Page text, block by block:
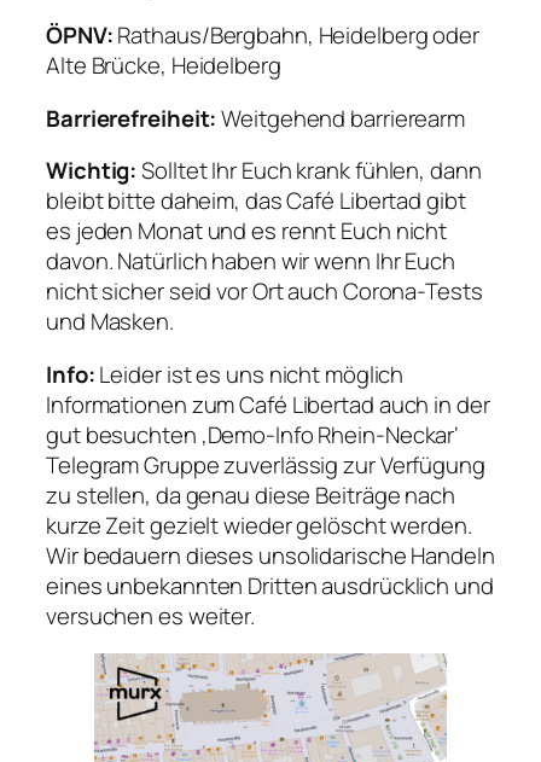
ÖPNV:Rathaus/Bergbahn, Heidelberg oder
Alte Brücke, Heidelberg
Barrierefreiheit:Weitgehend barrierearm
Wichtig:Solltet Ihr Euch krank fühlen, dann
bleibt bitte daheim, das Café Libertad gibt
es jeden Monat und es rennt Euch nicht
davon. Natürlich haben wir wenn Ihr Euch
nicht sicher seid vor Ort auch Corona-Tests
und Masken.
Info:Leider ist es uns nicht möglich
Informationen zum Café Libertad auch in der
gut besuchten ‚Demo-Info Rhein-Neckar‘
Telegram Gruppe zuverlässig zur Verfügung
zu stellen, da genau diese Beiträge nach
kurze Zeit gezielt wieder gelöscht werden.
Wir bedauern dieses unsolidarische Handeln
eines unbekannten Dritten ausdrücklich und
versuchen es weiter.